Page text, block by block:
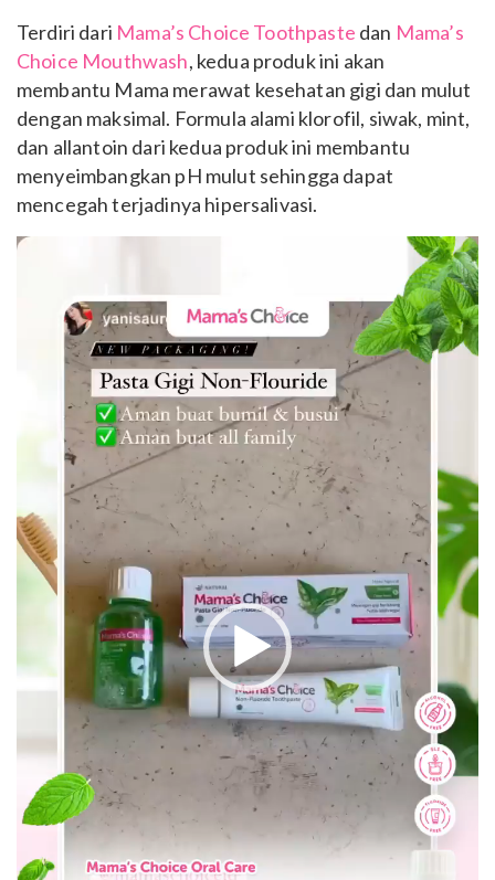
Terdiri dari Mama’s Choice Toothpaste dan Mama’s
Choice Mouthwash, kedua produk ini akan
membantu Mama merawat kesehatan gigi dan mulut
dengan maksimal. Formula alami klorofil, siwak, mint,
dan allantoin dari kedua produk ini membantu
menyeimbangkan pH mulut sehingga dapat
mencegah terjadinya hipersalivasi.
Pemutar